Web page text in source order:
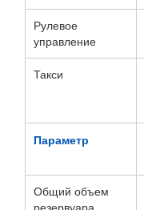
Рулевое
управление
Такси
Параметр
Общий объем